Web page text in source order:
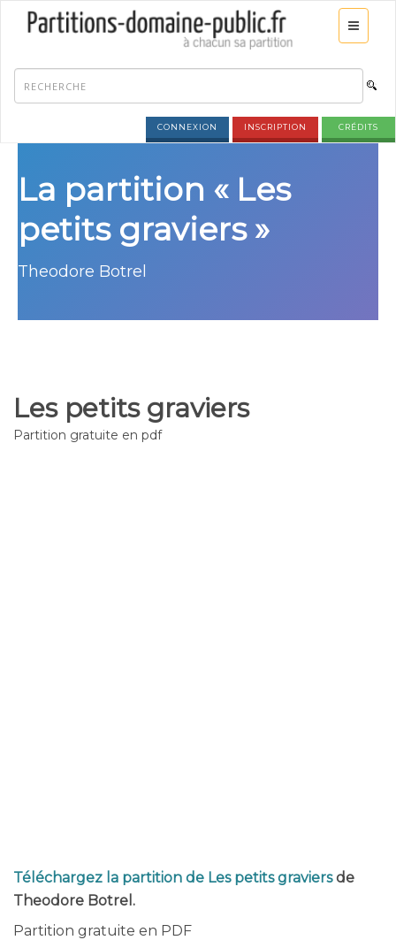
CONNEXION INSCRIPTION CRÉDITS
La partition « Les
petits graviers »
Theodore Botrel
Les petits graviers
Partition gratuite en pdf
Téléchargez la partition de Les petits graviersde
Theodore Botrel.
Partition gratuite en PDF